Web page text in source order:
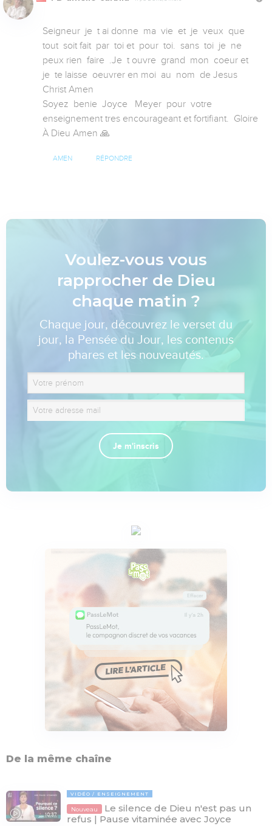
Seigneur  je  t ai donne  ma  vie  et  je  veux  que
tout  soit fait  par  toi et  pour  toi.  sans  toi  je  ne
peux rien  faire  .Je  t ouvre  grand  mon  coeur et
je  te laisse  oeuvrer en moi  au  nom  de Jesus
Christ Amen
Soyez  benie  Joyce   Meyer  pour  votre
enseignement tres encourageant et fortifiant.  Gloire
À Dieu Amen 🙏
AMEN RÉPONDRE
Voulez-vous vous
rapprocher de Dieu
chaque matin ?
Chaque jour, découvrez le verset du
jour, la Pensée du Jour, les contenus
phares et les nouveautés.
Je m'inscris
De la même chaîne
10:37
VIDÉO ENSEIGNEMENT
Nouveau
Le silence de Dieu n'est pas un
refus | Pause vitaminée avec Joyce